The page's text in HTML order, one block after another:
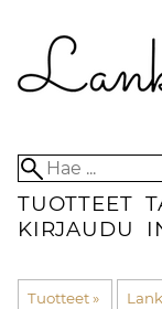
TUOTTEET
KIRJAUDU
Tuotteet‪»